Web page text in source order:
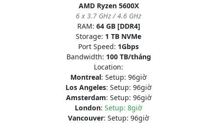
AMD Ryzen 5600X
6 x 3.7 GHz / 4.6 GHz
RAM: 64 GB [DDR4]
Storage: 1 TB NVMe
Port Speed: 1Gbps
Bandwidth: 100 TB/tháng
Location:
Montreal: Setup: 96giờ
Los Angeles: Setup: 96giờ
Amsterdam: Setup: 96giờ
London: Setup: 8giờ
Vancouver: Setup: 96giờ